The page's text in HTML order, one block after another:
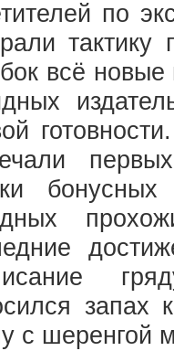
по
всё
запах
с шеренгой